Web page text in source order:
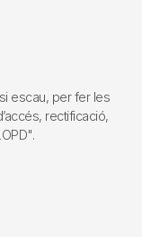
escau, per fer les
rectificació,